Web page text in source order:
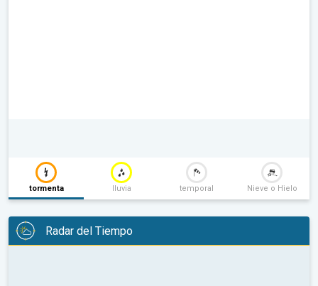
tormenta lluvia temporal Nieve o Hielo
Radar del Tiempo